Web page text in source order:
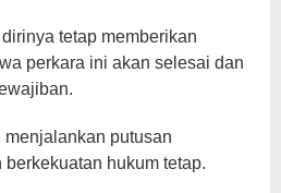
tetap memberikan
perkara ini akan selesai dan
menjalankan putusan
hukum tetap.